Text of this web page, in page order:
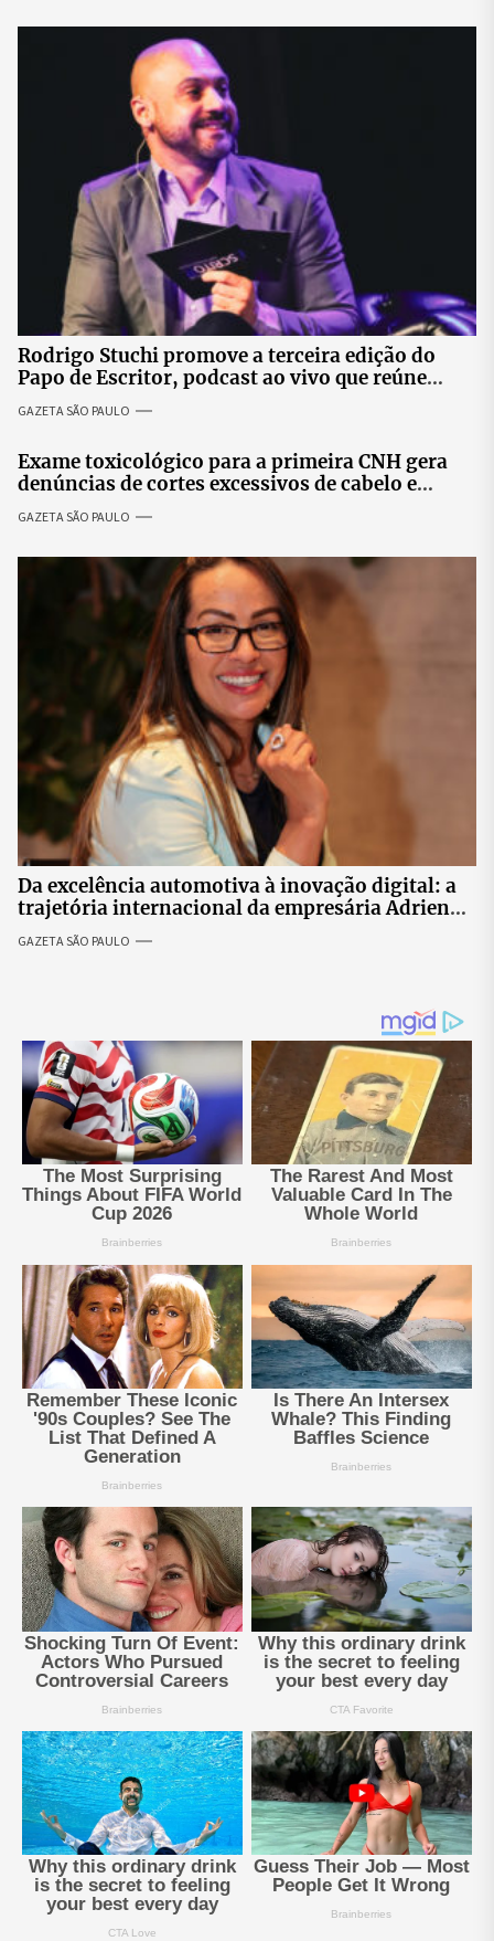
Rodrigo Stuchi promove a terceira edição do
Papo de Escritor, podcast ao vivo que reúne
especialistas para discutir saúde mental e
prosperidade.
GAZETA SÃO PAULO
Exame toxicológico para a primeira CNH gera
denúncias de cortes excessivos de cabelo e
revolta entre candidatas
GAZETA SÃO PAULO
Da excelência automotiva à inovação digital: a
trajetória internacional da empresária Adriene
GAZETA SÃO PAULO